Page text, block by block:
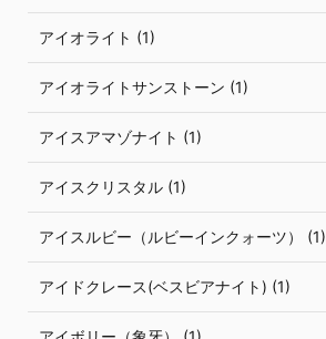
アイオライト (1)
アイオライトサンストーン (1)
アイスアマゾナイト (1)
アイスクリスタル (1)
アイスルビー（ルビーインクォーツ） (1)
アイドクレース(ベスビアナイト) (1)